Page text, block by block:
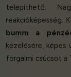
telepíthető.
reakcióképesség.
bumm a
kezelésére,
forgalmi csúcsot a